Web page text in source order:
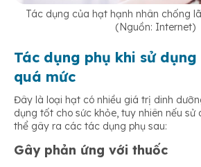
Tác dụng của hạt hạnh nhân chống
(Nguồn: Internet)
Tác dụng phụ khi sử dụng
quá mức
Đây là loại hạt có nhiều giá trị dinh
dụng tốt cho sức khỏe, tuy nhiên nếu sử
thể gây ra các tác dụng phụ sau:
Gây phản ứng với thuốc